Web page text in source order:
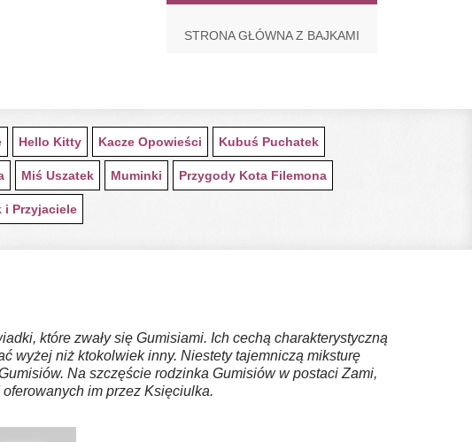
STRONA GŁÓWNA Z BAJKAMI
Hello Kitty Kacze Opowieści Kubuś Puchatek
Miś Uszatek Muminki Przygody Kota Filemona
i Przyjaciele
które zwały się Gumisiami. Ich cechą charakterystyczną
wyżej niż ktokolwiek inny. Niestety tajemniczą miksturę
Na szczęście rodzinka Gumisiów w postaci Zami,
im przez Księciulka.